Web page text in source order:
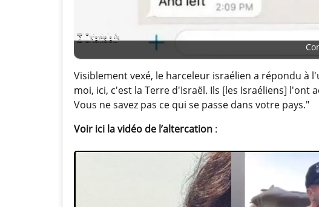
Visiblement vexé, le harceleur israélien a répondu à
moi, ici, c'est la Terre d'Israël. Ils [les Israéliens] l'ont
Vous ne savez pas ce qui se passe dans votre pays."
Voir ici la vidéo de l’altercation :